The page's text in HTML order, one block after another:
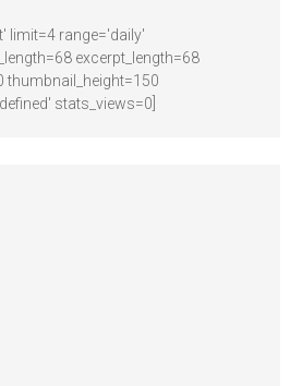
limit=4 range='daily'
excerpt_length=68
thumbnail_height=150
stats_views=0]